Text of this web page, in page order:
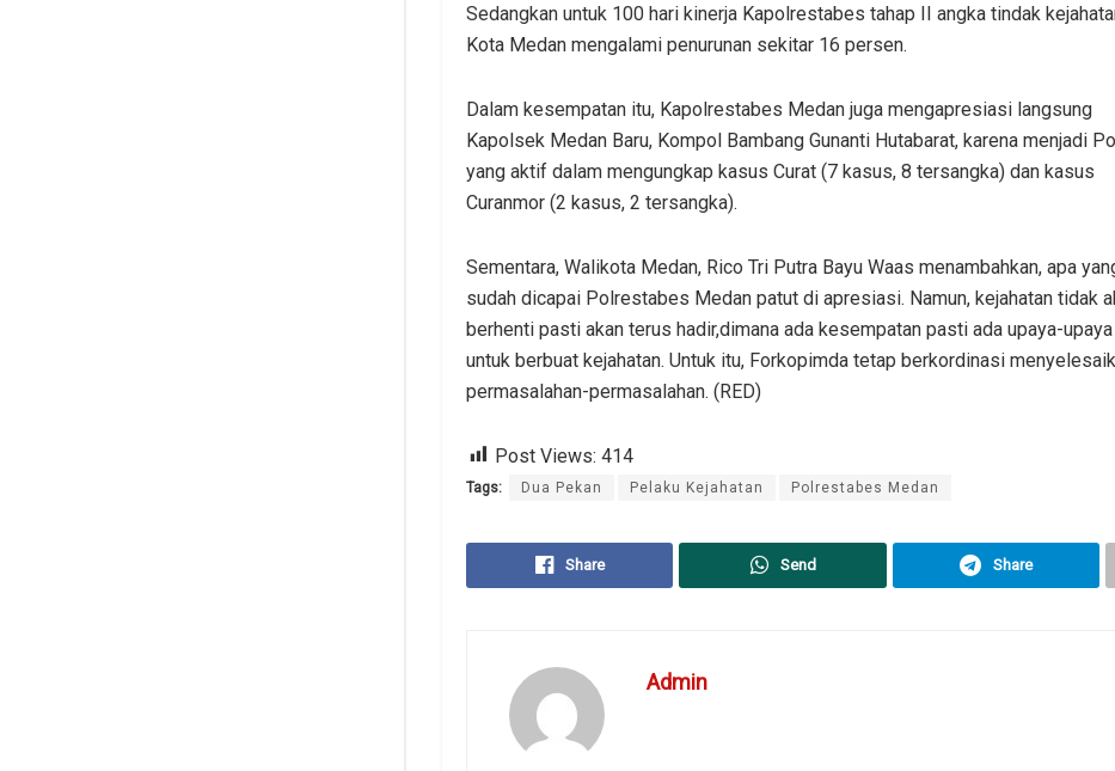
Sedangkan untuk 100 hari kinerja Kapolrestabes tahap II angka tindak
Kota Medan mengalami penurunan sekitar 16 persen.
Dalam kesempatan itu, Kapolrestabes Medan juga mengapresiasi langsung
Kapolsek Medan Baru, Kompol Bambang Gunanti Hutabarat, karena menjadi
yang aktif dalam mengungkap kasus Curat (7 kasus, 8 tersangka) dan kasus
Curanmor (2 kasus, 2 tersangka).
Sementara, Walikota Medan, Rico Tri Putra Bayu Waas menambahkan, apa
sudah dicapai Polrestabes Medan patut di apresiasi. Namun, kejahatan tidak
berhenti pasti akan terus hadir,dimana ada kesempatan pasti ada upaya-upaya
untuk berbuat kejahatan. Untuk itu, Forkopimda tetap berkordinasi
permasalahan-permasalahan. (RED)
Post Views: 414
Tags: Dua Pekan Pelaku Kejahatan Polrestabes Medan
Share Send Share
Admin